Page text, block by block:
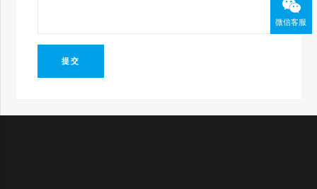
提交
微信客服